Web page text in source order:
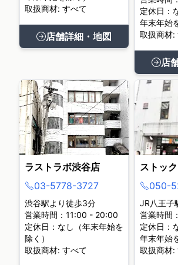
取扱商材: すべて
店舗詳細・地図
定休日：
年末年始
取扱商材:
店
ラストラボ渋谷店
03-5778-3727
渋谷駅より徒歩3分
営業時間：11:00 - 20:00
定休日：なし（年末年始を
除く）
取扱商材: すべて
ストッ
050-
JR八王子
営業時間
定休日：
年末年始
取扱商材: